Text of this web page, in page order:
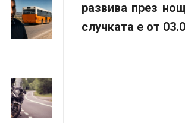
развива през
случката е от